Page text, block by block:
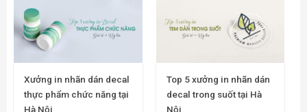
Xưởng in nhãn dán decal
thực phẩm chức năng tại
Hà Nội
Top 5 xưởng in nhãn dán
decal trong suốt tại Hà
Nội